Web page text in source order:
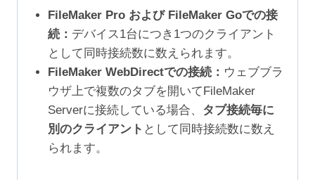
FileMaker Pro および FileMaker Goでの接
続： デバイス1台につき1つのクライアント
として同時接続数に数えられます。
FileMaker WebDirectでの接続： ウェブブラ
ウザ上で複数のタブを開いてFileMaker
Serverに接続している場合、 タブ接続毎に
別のクライアント として同時接続数に数え
られます。